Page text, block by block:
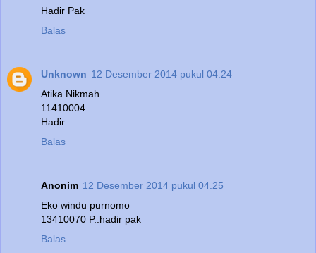
Hadir Pak
Balas
Unknown 12 Desember 2014 pukul 04.24
Atika Nikmah
11410004
Hadir
Balas
Anonim 12 Desember 2014 pukul 04.25
Eko windu purnomo
13410070 P..hadir pak
Balas